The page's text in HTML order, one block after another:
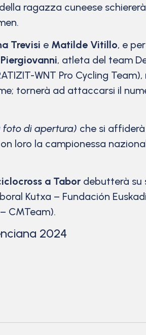
ragazza cuneese
Trevisi e Matilde Vitillo, e
, atleta del team
WNT Pro Cycling
tornerà ad attaccarsi il
foto di apertura) che si
loro la campionessa
a Tabor debutterà su
Kutxa – Fundación
CMTeam).
2024